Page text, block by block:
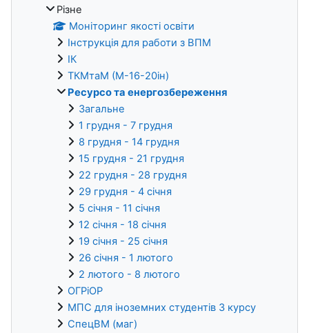
Різне
Моніторинг якості освіти
Інструкція для работи з ВПМ
ІК
ТКМтаМ (М-16-20ін)
Ресурсо та енергозбереження
Загальне
1 грудня - 7 грудня
8 грудня - 14 грудня
15 грудня - 21 грудня
22 грудня - 28 грудня
29 грудня - 4 січня
5 січня - 11 січня
12 січня - 18 січня
19 січня - 25 січня
26 січня - 1 лютого
2 лютого - 8 лютого
ОГРіОР
МПС для іноземних студентів 3 курсу
СпецВМ (маг)